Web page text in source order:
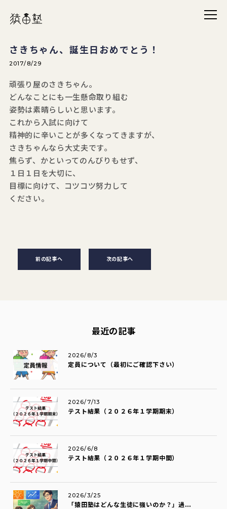
メニ
猿田塾
さきちゃん、誕生日おめでとう！
2017/8/29
頑張り屋のさきちゃん。
どんなことにも一生懸命取り組む
姿勢は素晴らしいと思います。
これから入試に向けて
精神的に辛いことが多くなってきますが、
さきちゃんなら大丈夫です。
焦らず、かといってのんびりもせず、
１日１日を大切に、
目標に向けて、コツコツ努力して
ください。
前の記事へ 次の記事へ
最近の記事
定員について（最初にご確認下さい）
2026/8/3
テスト結果（２０２６年１学期期末）
2026/7/13
テスト結果（２０２６年１学期中間）
2026/6/8
「猿田塾はどんな生徒に強いのか？」過...
2026/3/25